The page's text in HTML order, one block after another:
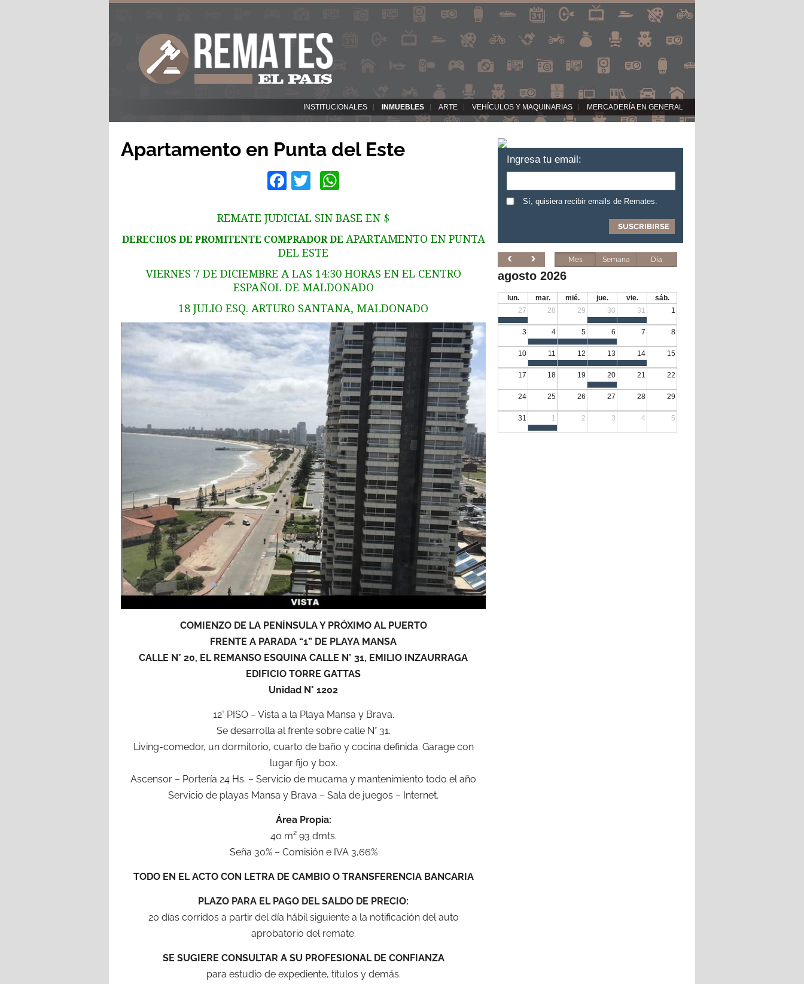
INSTITUCIONALES INMUEBLES ARTE VEHÍCULOS Y MAQUINARIAS MERCADERÍA EN GENERAL
Apartamento en Punta del Este
Facebook
Twitter
REMATE JUDICIAL SIN BASE EN $
DERECHOS DE PROMITENTE COMPRADOR DE APARTAMENTO EN PUNTA
DEL ESTE
VIERNES 7 DE DICIEMBRE A LAS 14:30 HORAS EN EL CENTRO
ESPAÑOL DE MALDONADO
18 JULIO ESQ. ARTURO SANTANA, MALDONADO
COMIENZO DE LA PENÍNSULA Y PRÓXIMO AL PUERTO
FRENTE A PARADA “1” DE PLAYA MANSA
CALLE N° 20, EL REMANSO ESQUINA CALLE N° 31, EMILIO INZAURRAGA
EDIFICIO TORRE GATTAS
Unidad N° 1202
12° PISO – Vista a la Playa Mansa y Brava.
Se desarrolla al frente sobre calle N° 31.
Living-comedor, un dormitorio, cuarto de baño y cocina definida. Garage con
lugar fijo y box.
Ascensor – Portería 24 Hs. – Servicio de mucama y mantenimiento todo el año
Servicio de playas Mansa y Brava – Sala de juegos – Internet.
Área Propia:
40 m² 93 dmts.
Seña 30% – Comisión e IVA 3,66%
TODO EN EL ACTO CON LETRA DE CAMBIO O TRANSFERENCIA BANCARIA
PLAZO PARA EL PAGO DEL SALDO DE PRECIO:
20 días corridos a partir del día hábil siguiente a la notificación del auto
aprobatorio del remate.
SE SUGIERE CONSULTAR A SU PROFESIONAL DE CONFIANZA
para estudio de expediente, títulos y demás.
Ingresa tu email:
Sí, quisiera recibir emails de Remates.
Mes Semana Día
agosto 2026
lun. mar. mié. jue. vie.
sáb.
27
28 29 30 31 1
3 4 5 6 7 8
10 11 12 13 14 15
17 18 19 20 21 22
24 25 26 27 28 29
31 1 2 3 4 5